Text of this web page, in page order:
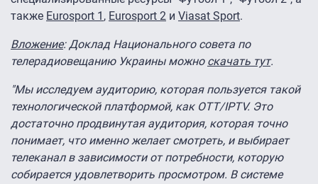
также Eurosport 1 , Eurosport 2 и Viasat Sport.
Вложение: Доклад Национального совета по
телерадиовещанию Украины можно скачать тут.
"Мы исследуем аудиторию, которая пользуется такой
технологической платформой, как OTT/IPTV. Это
достаточно продвинутая аудитория, которая точно
понимает, что именно желает смотреть, и выбирает
телеканал в зависимости от потребности, которую
собирается удовлетворить просмотром. В системе